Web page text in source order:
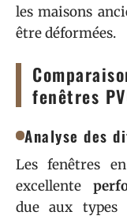
les maisons
être déformées.
fenêtres
Analyse des
Les fenêtres
excellente
due aux types